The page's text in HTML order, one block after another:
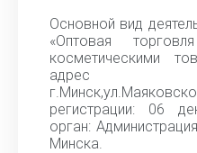
Основной вид
«Оптовая
косметическими
адрес
регистрации: 06
орган:
Минска.